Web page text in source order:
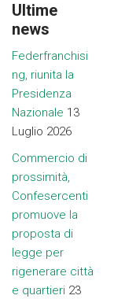
Ultime
news
Federfranchisi
ng, riunita la
Presidenza
Nazionale 13
Luglio 2026
Commercio di
prossimità,
Confesercenti
promuove la
proposta di
legge per
rigenerare città
e quartieri 23